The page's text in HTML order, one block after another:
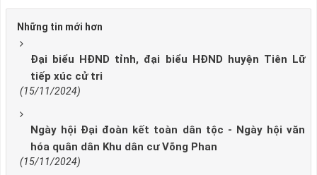
Những tin mới hơn
Đại biểu HĐND tỉnh, đại biểu HĐND huyện Tiên Lữ
tiếp xúc cử tri
(15/11/2024)
Ngày hội Đại đoàn kết toàn dân tộc - Ngày hội văn
hóa quân dân Khu dân cư Võng Phan
(15/11/2024)